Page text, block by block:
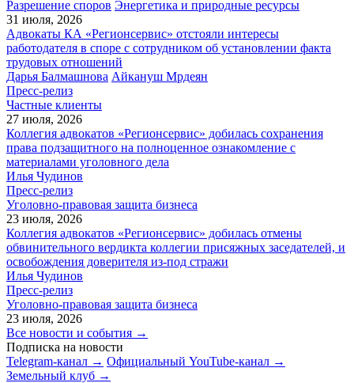
Разрешение споров Энергетика и природные ресурсы
31 июля, 2026
Адвокаты КА «Регионсервис» отстояли интересы
работодателя в споре с сотрудником об установлении факта
трудовых отношений
Дарья Балмашнова Айкануш Мрдеян
Пресс-релиз
Частные клиенты
27 июля, 2026
Коллегия адвокатов «Регионсервис» добилась сохранения
права подзащитного на полноценное ознакомление с
материалами уголовного дела
Илья Чудинов
Пресс-релиз
Уголовно-правовая защита бизнеса
23 июля, 2026
Коллегия адвокатов «Регионсервис» добилась отмены
обвинительного вердикта коллегии присяжных заседателей, и
освобождения доверителя из-под стражи
Илья Чудинов
Пресс-релиз
Уголовно-правовая защита бизнеса
23 июля, 2026
Все новости и события →
Подписка на новости
Telegram-канал → Официальный YouTube-канал →
Земельный клуб →